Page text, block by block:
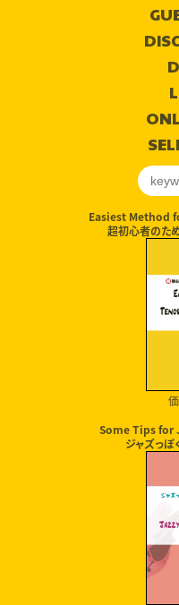
Easiest Method
超初心者のた
Some Tips for
ジャズっぽ